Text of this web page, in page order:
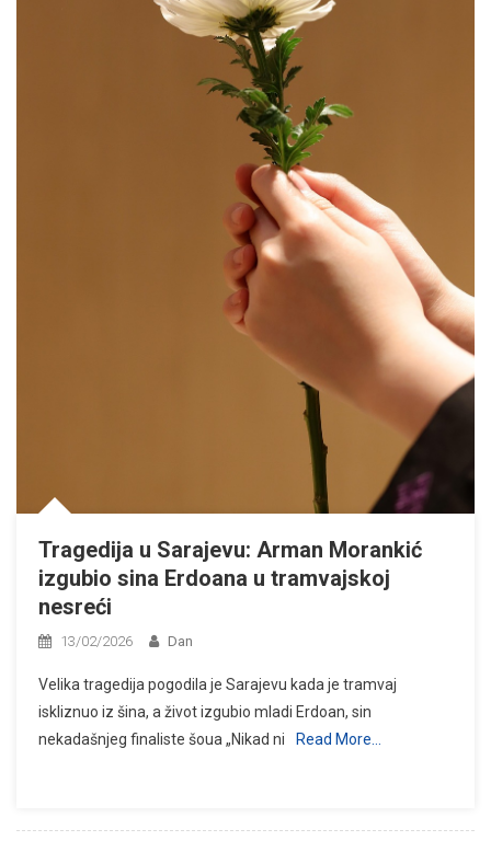
Tragedija u Sarajevu: Arman Morankić
izgubio sina Erdoana u tramvajskoj
nesreći
13/02/2026 Dan
Velika tragedija pogodila je Sarajevu kada je tramvaj
iskliznuo iz šina, a život izgubio mladi Erdoan, sin
nekadašnjeg finaliste šoua „Nikad ni
Read More…